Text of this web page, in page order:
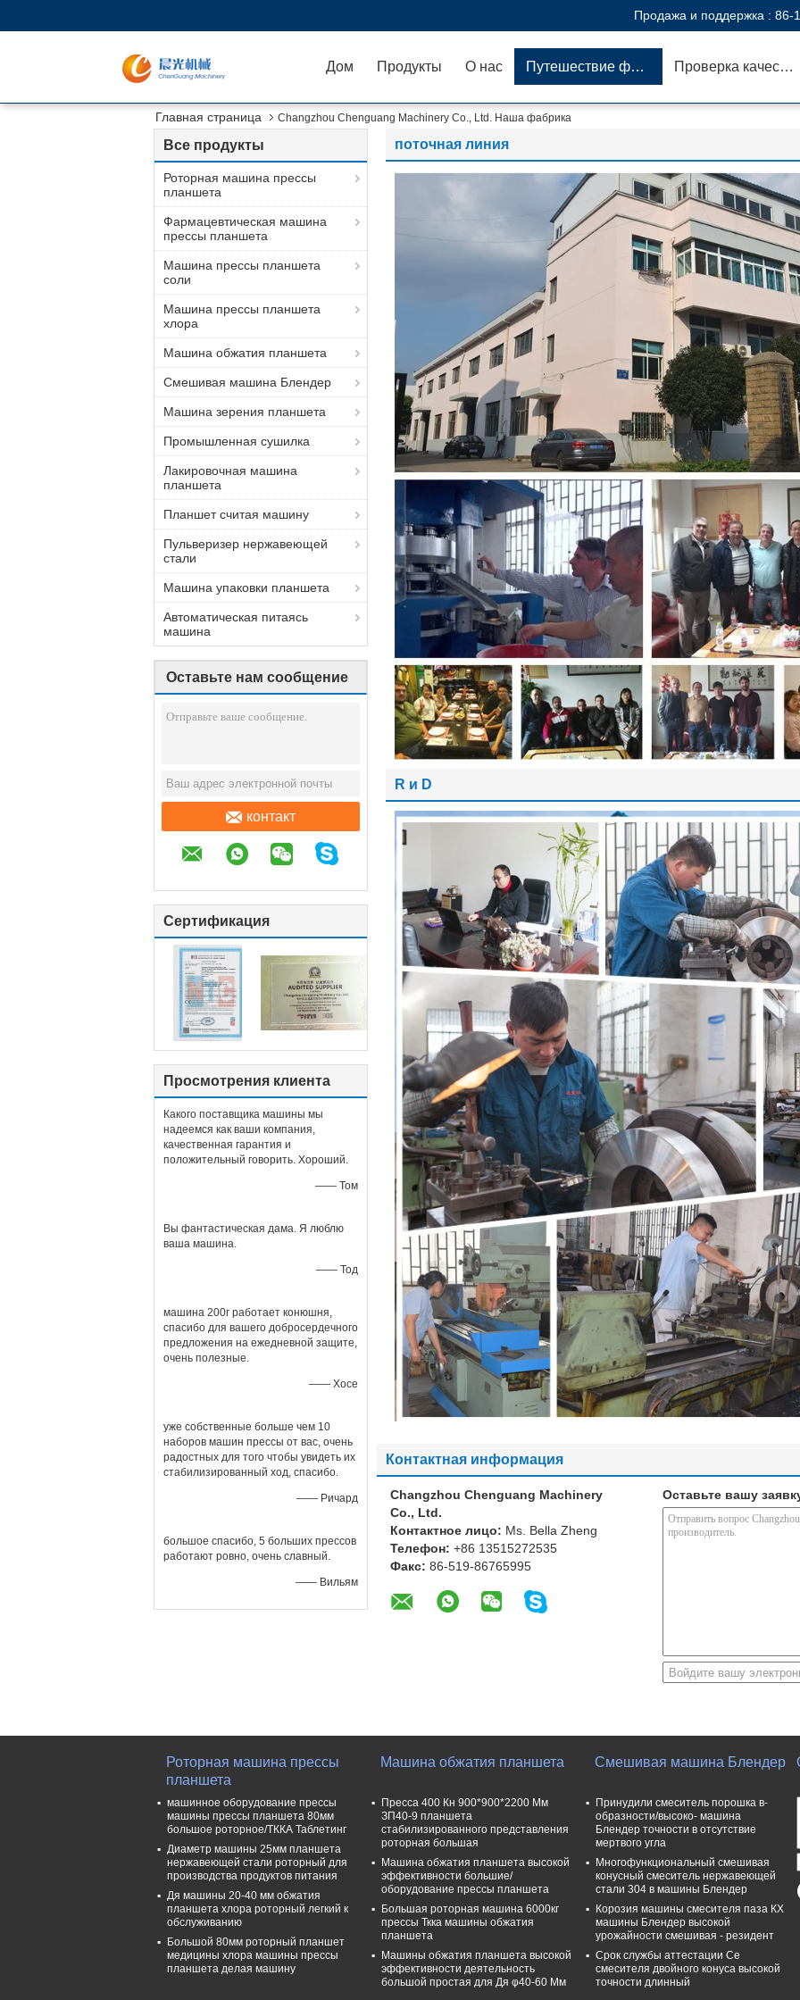
Продажа и поддержка : 86-
Дом Продукты О нас Путешествие фабрики Проверка качества
Главная страница Changzhou Chenguang Machinery Co., Ltd. Наша фабрика
Все продукты
Роторная машина прессы
планшета
Фармацевтическая машина
прессы планшета
Машина прессы планшета
соли
Машина прессы планшета
хлора
Машина обжатия планшета
Смешивая машина Блендер
Машина зерения планшета
Промышленная сушилка
Лакировочная машина
планшета
Планшет считая машину
Пульверизер нержавеющей
стали
Машина упаковки планшета
Автоматическая питаясь
машина
Оставьте нам сообщение
контакт
Сертификация
Просмотрения клиента
Какого поставщика машины мы
надеемся как ваши компания,
качественная гарантия и
положительный говорить. Хороший.
—— Том
Вы фантастическая дама. Я люблю
ваша машина.
—— Тод
машина 200г работает конюшня,
спасибо для вашего добросердечного
предложения на ежедневной защите,
очень полезные.
—— Хосе
уже собственные больше чем 10
наборов машин прессы от вас, очень
радостных для того чтобы увидеть их
стабилизированный ход, спасибо.
—— Ричард
большое спасибо, 5 больших прессов
работают ровно, очень славный.
—— Вильям
поточная линия
R и D
Контактная информация
Changzhou Chenguang Machinery
Co., Ltd.
Контактное лицо: Ms. Bella Zheng
Телефон: +86 13515272535
Факс: 86-519-86765995
Оставьте вашу
Роторная машина прессы
планшета
машинное оборудование прессы
машины прессы планшета 80мм
большое роторное/ТККА Таблетинг
Диаметр машины 25мм планшета
нержавеющей стали роторный для
производства продуктов питания
Дя машины 20-40 мм обжатия
планшета хлора роторный легкий к
обслуживанию
Большой 80мм роторный планшет
медицины хлора машины прессы
планшета делая машину
Машина обжатия планшета
Пресса 400 Кн 900*900*2200 Мм
ЗП40-9 планшета
стабилизированного представления
роторная большая
Машина обжатия планшета высокой
эффективности большие/
оборудование прессы планшета
Большая роторная машина 6000кг
прессы Ткка машины обжатия
планшета
Машины обжатия планшета высокой
эффективности деятельность
большой простая для Дя φ40-60 Мм
Смешивая машина Блендер
Принудили смеситель порошка в-
образности/высоко- машина
Блендер точности в отсутствие
мертвого угла
Многофункциональный смешивая
конусный смеситель нержавеющей
стали 304 в машины Блендер
Корозия машины смесителя паза КХ
машины Блендер высокой
урожайности смешивая - резидент
Срок службы аттестации Се
смесителя двойного конуса высокой
точности длинный